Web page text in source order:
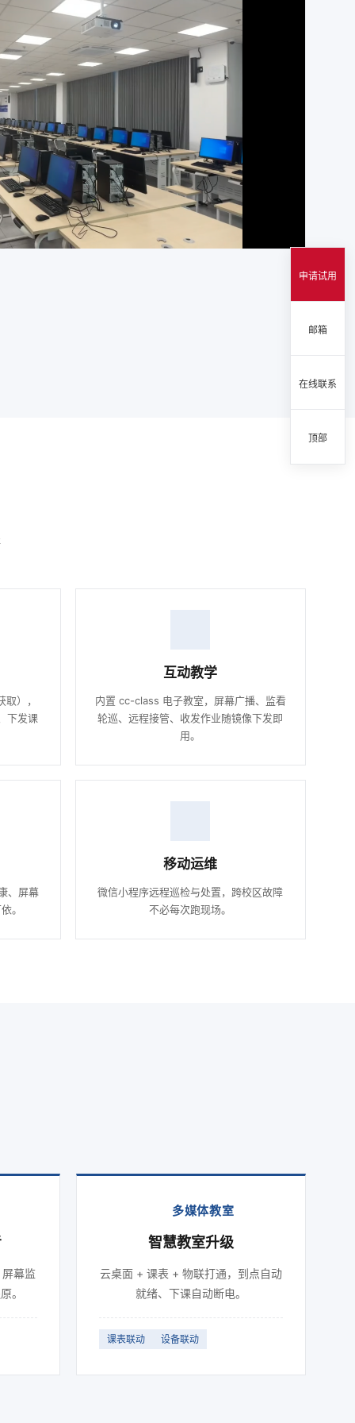
），
下发课
互动教学
内置 cc-class 电子教室，屏幕广播、监看
轮巡、远程接管、收发作业随镜像下发即
用。
、屏幕
。
移动运维
微信小程序远程巡检与处置，跨校区故障
不必每次跑现场。
幕监
。
多媒体教室
智慧教室升级
云桌面 + 课表 + 物联打通，到点自动
就绪、下课自动断电。
课表联动 设备联动
申请试用
邮箱
在线联系
顶部